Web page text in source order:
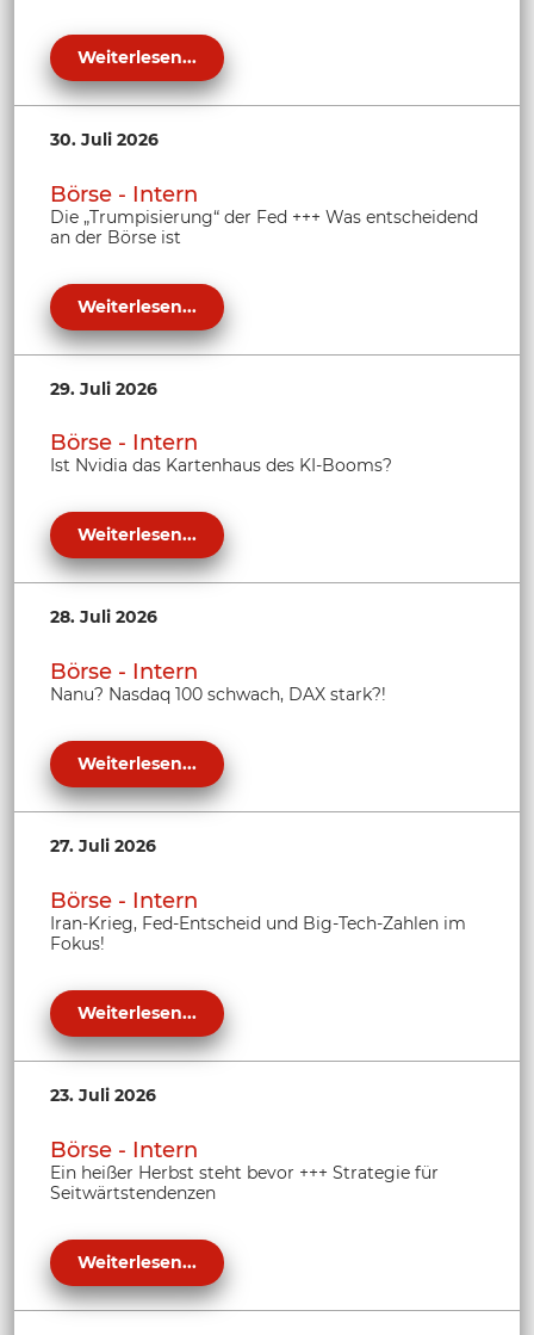
Weiterlesen...
30. Juli 2026
Börse - Intern
Die „Trumpisierung“ der Fed +++ Was entscheidend
an der Börse ist
Weiterlesen...
29. Juli 2026
Börse - Intern
Ist Nvidia das Kartenhaus des KI-Booms?
Weiterlesen...
28. Juli 2026
Börse - Intern
Nanu? Nasdaq 100 schwach, DAX stark?!
Weiterlesen...
27. Juli 2026
Börse - Intern
Iran-Krieg, Fed-Entscheid und Big-Tech-Zahlen im
Fokus!
Weiterlesen...
23. Juli 2026
Börse - Intern
Ein heißer Herbst steht bevor +++ Strategie für
Seitwärtstendenzen
Weiterlesen...